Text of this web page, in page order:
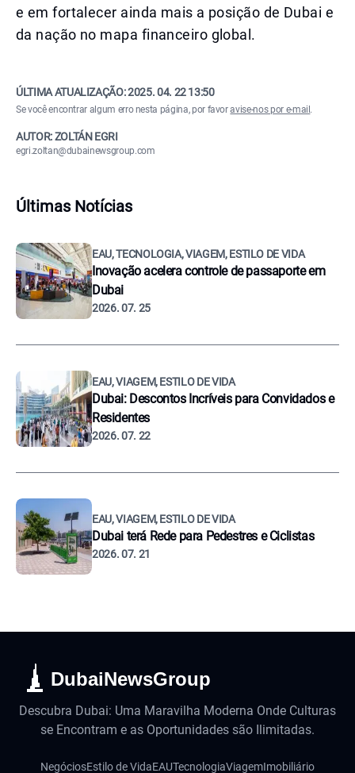
e em fortalecer ainda mais a posição de Dubai e
da nação no mapa financeiro global.
ÚLTIMA ATUALIZAÇÃO:2025. 04. 22 13:50
Se você encontrar algum erro nesta página, por favoravise-nos por e-mail .
AUTOR: ZOLTÁN EGRI
egri.zoltan@dubainewsgroup.com
Últimas Notícias
EAU, TECNOLOGIA, VIAGEM, ESTILO DE VIDA
Inovação acelera controle de passaporte em
Dubai
2026. 07. 25
EAU, VIAGEM, ESTILO DE VIDA
Dubai: Descontos Incríveis para Convidados e
Residentes
2026. 07. 22
EAU, VIAGEM, ESTILO DE VIDA
Dubai terá Rede para Pedestres e Ciclistas
2026. 07. 21
DubaiNewsGroup
Descubra Dubai: Uma Maravilha Moderna Onde Culturas
se Encontram e as Oportunidades são Ilimitadas.
NegóciosEstilo de VidaEAUTecnologiaViagemImobiliário